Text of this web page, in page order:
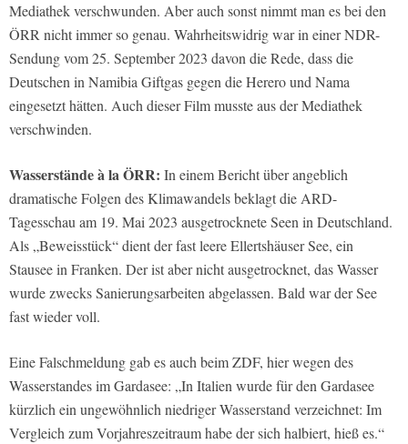
Mediathek verschwunden. Aber auch sonst nimmt man es bei den
ÖRR nicht immer so genau. Wahrheitswidrig war in einer NDR-
Sendung vom 25. September 2023 davon die Rede, dass die
Deutschen in Namibia Giftgas gegen die Herero und Nama
eingesetzt hätten. Auch dieser Film musste aus der Mediathek
verschwinden.
Wasserstände à la ÖRR: In einem Bericht über angeblich
dramatische Folgen des Klimawandels beklagt die ARD-
Tagesschau am 19. Mai 2023 ausgetrocknete Seen in Deutschland.
Als „Beweisstück“ dient der fast leere Ellertshäuser See, ein
Stausee in Franken. Der ist aber nicht ausgetrocknet, das Wasser
wurde zwecks Sanierungsarbeiten abgelassen. Bald war der See
fast wieder voll.
Eine Falschmeldung gab es auch beim ZDF, hier wegen des
Wasserstandes im Gardasee: „In Italien wurde für den Gardasee
kürzlich ein ungewöhnlich niedriger Wasserstand verzeichnet: Im
Vergleich zum Vorjahreszeitraum habe der sich halbiert, hieß es.“